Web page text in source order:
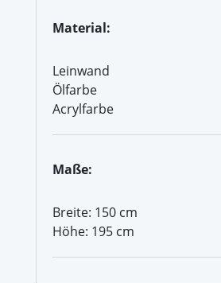
Material:
Leinwand
Ölfarbe
Acrylfarbe
Maße:
Breite: 150 cm
Höhe: 195 cm